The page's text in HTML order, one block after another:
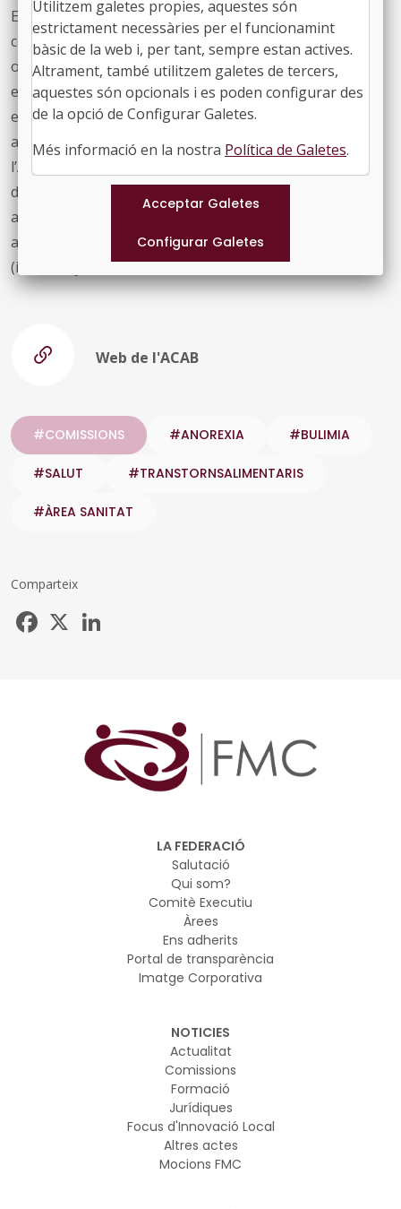
En la reunió d’avui l’ACAB ha sol·licitat a l’FMC
col·laboració per a la difusió del programa de prevenció
orientat a l’àmbit comunitari (escoles, entitats de lleure,
espais esportius, etc.) entre els nostres adherits. A més,
en funció de l’interès que desperti la iniciativa entre els
ajuntaments, consells comarcals i diputacions, des de
l’Àrea de Formació de l’FMC es valorarà la possibilitat
d’organitzar una sessió de formació de formadors,
adreçada principalment a professionals dels
ajuntaments dels diferents departaments implicats
(infància, joventut, salut, educació...).
Web de l'ACAB
#COMISSIONS #ANOREXIA #BULIMIA
#SALUT #TRANSTORNSALIMENTARIS
#ÀREA SANITAT
Comparteix
Facebook
LA FEDERACIÓ
Salutació
Qui som?
Comitè Executiu
Àrees
Ens adherits
Portal de transparència
Imatge Corporativa
NOTICIES
Actualitat
Comissions
Formació
Jurídiques
Focus d'Innovació Local
Altres actes
Mocions FMC
Utilitzem galetes propies, aquestes són
estrictament necessàries per el funcionamint
bàsic de la web i, per tant, sempre estan actives.
Altrament, també utilitzem galetes de tercers,
aquestes són opcionals i es poden configurar des
de la opció de Configurar Galetes.
Més informació en la nostra Política de Galetes.